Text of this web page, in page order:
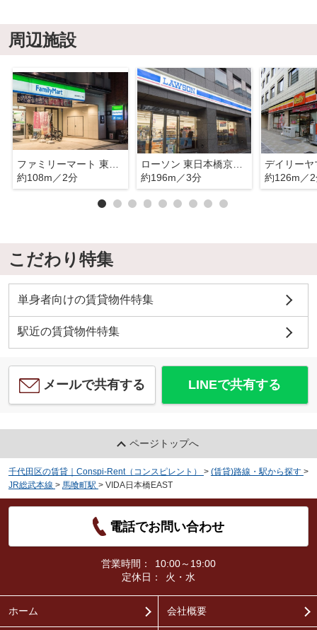
周辺施設
約108m／2分
ローソン 東日本橋京葉道路店
約196m／3分
約126m／
こだわり特集
単身者向けの賃貸物件特集
駅近の賃貸物件特集
メールで共有する LINEで共有する
ページトップへ
千代田区の賃貸｜Conspi-Rent（コンスピレント） > (賃貸)路線・駅から探す >
JR総武本線 > 馬喰町駅 > VIDA日本橋EAST
電話でお問い合わせ
営業時間：
10:00～19:00
定休日：
火・水
ホーム 会社概要